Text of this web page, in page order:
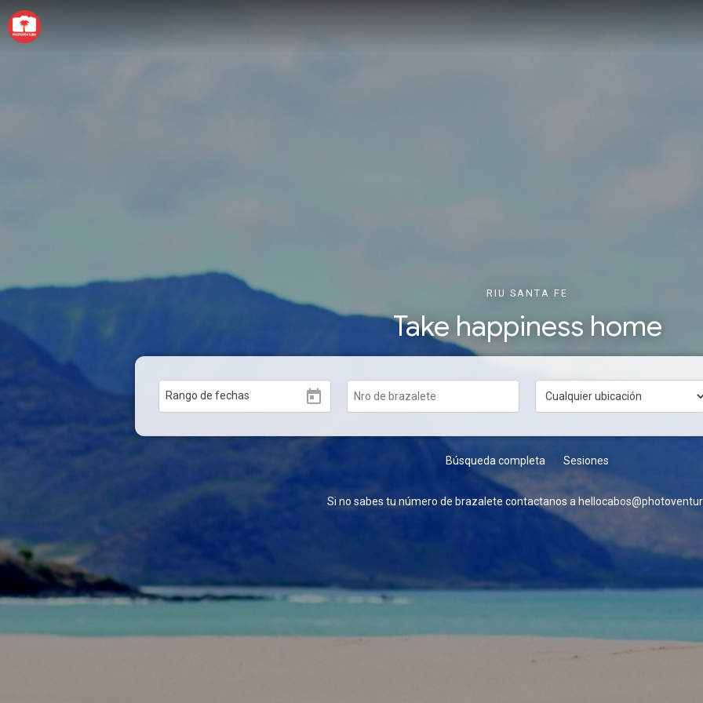
RIU SANTA FE
Take happiness home
Rango de fechas today
Búsqueda completa Sesiones
Si no sabes tu número de brazalete contactanos a